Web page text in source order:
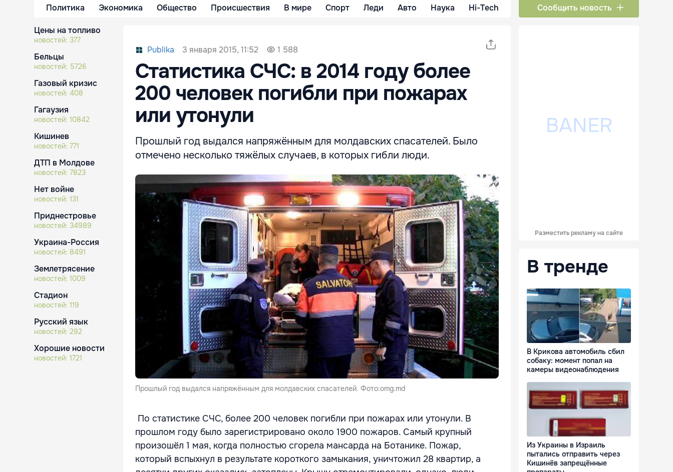
Политика Экономика Общество Происшествия В мире Спорт Леди Авто Наука Hi-Tech Сообщить новость
Цены на топливо
новостей: 377
Бельцы
новостей: 5726
Газовый кризис
новостей: 408
Гагаузия
новостей: 10842
Кишинев
новостей: 771
ДТП в Молдове
новостей: 7823
Нет войне
новостей: 131
Приднестровье
новостей: 34989
Украина-Россия
новостей: 8491
Землетрясение
новостей: 1009
Стадион
новостей: 119
Русский язык
новостей: 292
Хорошие новости
новостей: 1721
Publika 3 января 2015, 11:52 1 588
Статистика СЧС: в 2014 году более
200 человек погибли при пожарах
или утонули
Прошлый год выдался напряжённым для молдавских спасателей. Было
отмечено несколько тяжёлых случаев, в которых гибли люди.
Прошлый год выдался напряжённым для молдавских спасателей. Фото:omg.md
По статистике СЧС, более 200 человек погибли при пожарах или утонули. В
прошлом году было зарегистрировано около 1900 пожаров. Самый крупный
произошёл 1 мая, когда полностью сгорела мансарда на Ботанике. Пожар,
который вспыхнул в результате короткого замыкания, уничтожил 28 квартир, а
Разместить рекламу на сайте
В тренде
В Крикова автомобиль сбил
собаку: момент попал на
камеры видеонаблюдения
Из Украины в Израиль
пытались отправить через
Кишинёв запрещённые